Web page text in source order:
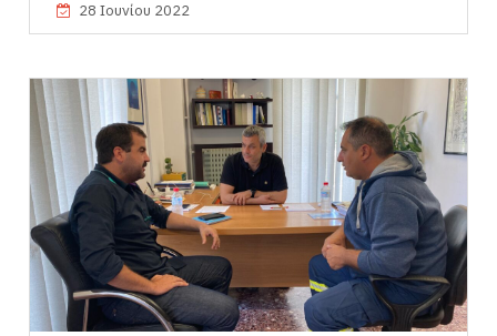
28 Ιουνίου 2022